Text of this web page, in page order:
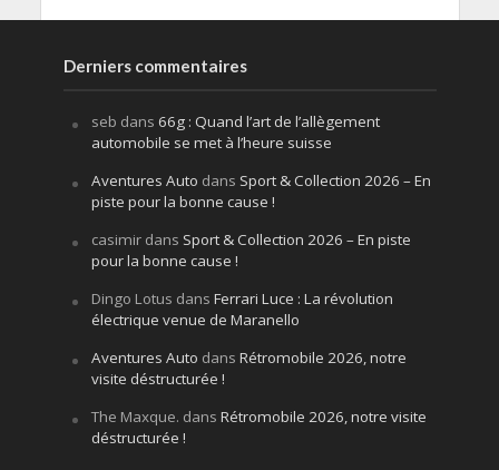
Derniers commentaires
seb dans 66g : Quand l’art de l’allègement
automobile se met à l’heure suisse
Aventures Auto dans Sport & Collection 2026 – En
piste pour la bonne cause !
casimirdans Sport & Collection 2026 – En piste
pour la bonne cause !
Dingo Lotus dans Ferrari Luce : La révolution
électrique venue de Maranello
Aventures Auto dans Rétromobile 2026, notre
visite déstructurée !
The Maxque. dans Rétromobile 2026, notre visite
déstructurée !